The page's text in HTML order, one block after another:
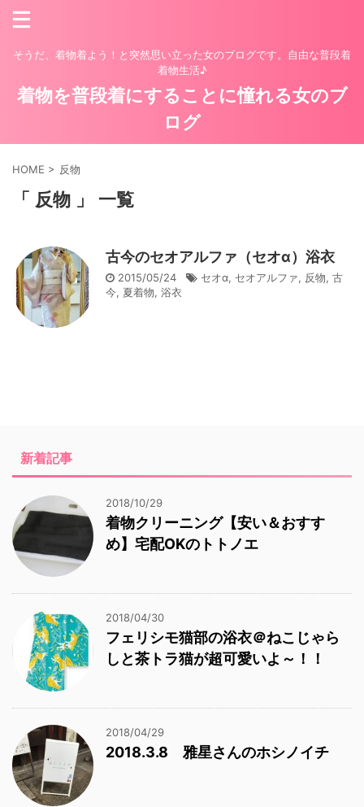
そうだ、着物着よう！と突然思い立った女のブログです。自由な普段着
着物生活♪
着物を普段着にすることに憧れる女のブ
ログ
HOME > 反物
「 反物 」 一覧
古今のセオアルファ（セオα）浴衣
2015/05/24 セオα, セオアルファ, 反物, 古
今, 夏着物, 浴衣
新着記事
2018/10/29
着物クリーニング【安い＆おすす
め】宅配OKのトトノエ
2018/04/30
フェリシモ猫部の浴衣＠ねこじゃら
しと茶トラ猫が超可愛いよ～！！
2018/04/29
2018.3.8 雅星さんのホシノイチ